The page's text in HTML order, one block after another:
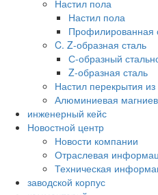
Настил пола
Настил пола
Профилированная
C. Z-образная сталь
С-образный
Z-образная сталь
Настил перекрытия
Алюминиевая
инженерный кейс
Новостной центр
Новости компании
Отраслевая
Техническая
заводской корпус